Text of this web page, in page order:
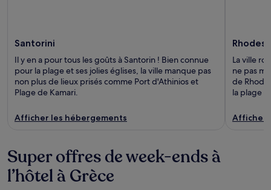
Santorini
Il y en a pour tous les goûts à Santorin ! Bien connue
pour la plage et ses jolies églises, la ville manque pas
non plus de lieux prisés comme Port d'Athinios et
Plage de Kamari.
Afficher les hébergements
Rhodes
La ville
ne pas
de
la plage
Afficher
Super offres de week-ends à
l’hôtel à Grèce